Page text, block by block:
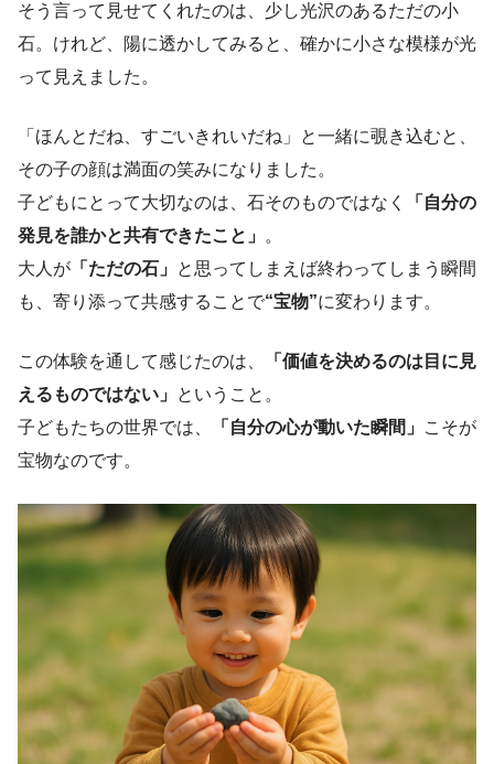
そう言って見せてくれたのは、少し光沢のあるただの小
石。けれど、陽に透かしてみると、確かに小さな模様が光
って見えました。
「ほんとだね、すごいきれいだね」と一緒に覗き込むと、
その子の顔は満面の笑みになりました。
子どもにとって大切なのは、石そのものではなく
「自分の
発見を誰かと共有できたこと」 。
大人が 「ただの石」 と思ってしまえば終わってしまう瞬間
も、寄り添って共感することで“宝物”に変わります。
この体験を通して感じたのは、
「価値を決めるのは目に見
えるものではない」 ということ。
子どもたちの世界では、
「自分の心が動いた瞬間」 こそが
宝物なのです。